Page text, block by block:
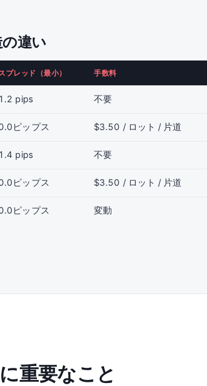
違い
スプレッド（最小） 手数料
1.2 pips 不要
ピップス $3.50 / ロット / 片道
1.4 pips 不要
ピップス $3.50 / ロット / 片道
ピップス 変動
重要なこと